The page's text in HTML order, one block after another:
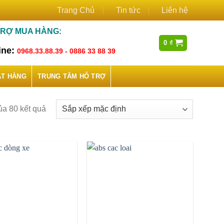
Trang Chủ Tin tức Liên hệ
MUA HÀNG:
0968.33.88.39 - 0886 33 88 39
0 ₫
HÀNG TRUNG TÂM HỖ TRỢ
80 kết quả